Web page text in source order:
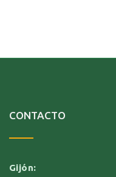
CONTACTO
Gijón: